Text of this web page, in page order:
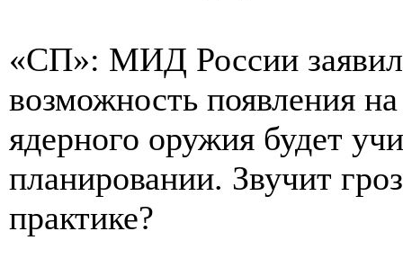
«СП»: МИД России
возможность появления
ядерного оружия будет
планировании. Звучит
практике?